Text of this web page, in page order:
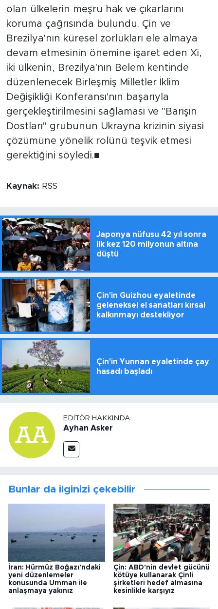
olan ülkelerin meşru hak ve çıkarlarını
koruma çağrısında bulundu. Çin ve
Brezilya'nın küresel zorlukları ele almaya
devam etmesinin önemine işaret eden Xi,
iki ülkenin, Brezilya'nın Belem kentinde
düzenlenecek Birleşmiş Milletler İklim
Değişikliği Konferansı'nın başarıyla
gerçekleştirilmesini sağlaması ve "Barışın
Dostları" grubunun Ukrayna krizinin siyasi
çözümüne yönelik rolünü teşvik etmesi
gerektiğini söyledi.■
Kaynak: RSS
Japonya nüfusu 42 yıl sonra
ilk kez 120 milyonun altına
düştü
Çin'in Guizhou eyaletinde
geleneksel el sanatları kırsal
kalkınmayı destekliyor
Çin'in Yunnan eyaletinde çay
hasadı başladı
EDITÖR HAKKINDA
Ayhan Asker
Bunlar da ilginizi çekebilir
İran: Hürmüz Boğazı'ndaki
yeni düzenlemeler
konusunda Umman ile
anlaşmaya yakınız
Çin: ABD'nin devlet gücünü
kötüye kullanarak Çinli
şirketleri hedef almasına
kesinlikle karşıyız